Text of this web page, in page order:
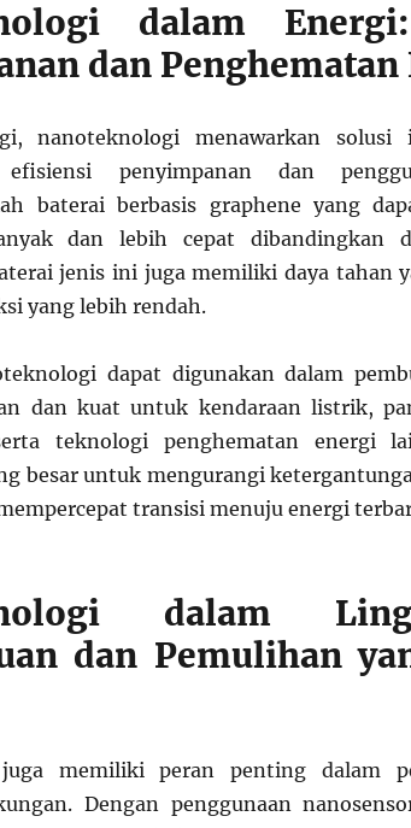
dalam
dan Penghematan
nanoteknologi menawarkan solusi
efisiensi penyimpanan dan
baterai berbasis graphene yang
dan lebih cepat dibandingkan
jenis ini juga memiliki daya tahan
yang lebih rendah.
dapat digunakan dalam
dan kuat untuk kendaraan listrik,
teknologi penghematan energi
besar untuk mengurangi
transisi menuju energi
dalam
dan Pemulihan
memiliki peran penting dalam
Dengan penggunaan